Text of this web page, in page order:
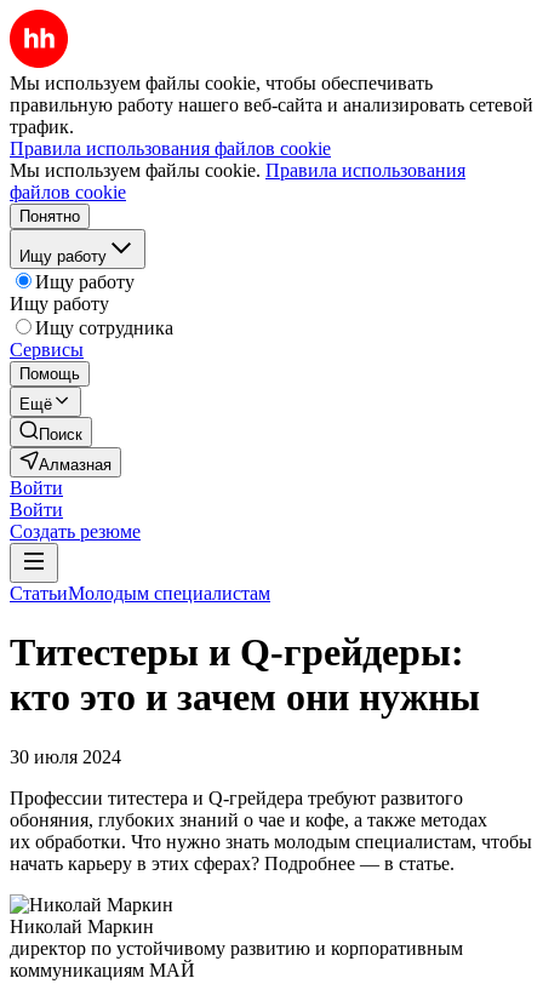
Мы используем файлы cookie, чтобы обеспечивать
правильную работу нашего веб-сайта и анализировать сетевой
трафик.
Правила использования файлов cookie
Мы используем файлы cookie. Правила использования
файлов cookie
Понятно
Ищу работу
Ищу работу
Ищу работу
Ищу сотрудника
Сервисы
Помощь
Ещё
Поиск
Алмазная
Войти
Войти
Создать резюме
СтатьиМолодым специалистам
Tитестеры и Q-грейдеры:
кто это и зачем они нужны
30 июля 2024
Профессии титестера и Q-грейдера требуют развитого
обоняния, глубоких знаний о чае и кофе, а также методах
их обработки. Что нужно знать молодым специалистам, чтобы
начать карьеру в этих сферах? Подробнее — в статье.
Николай Маркин
директор по устойчивому развитию и корпоративным
коммуникациям МАЙ